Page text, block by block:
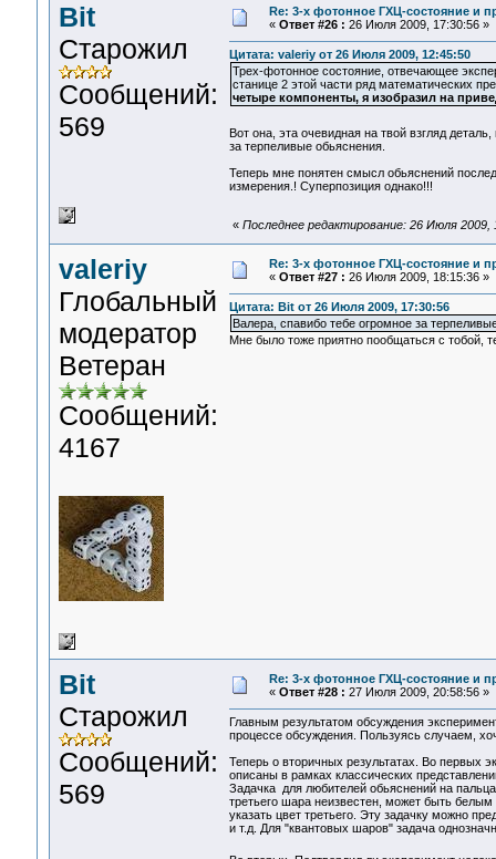
Bit
Старожил
Сообщений:
569
Re: 3-x фотонное ГХЦ-состояние и
« Ответ #26 : 26 Июля 2009, 17:30:56 »
Цитата: valeriy от 26 Июля 2009, 12:45:50
Трех-фотонное состояние, отвечающее
станице 2 этой части ряд математических
четыре компоненты, я изобразил на
Вот она, эта очевидная на твой взгляд
за терпеливые обьяснения.
Теперь мне понятен смысл обьяснений
измерения.! Суперпозиция однако!!!
« Последнее редактирование: 26 Июля 2009,
valeriy
Глобальный
модератор
Ветеран
Сообщений:
4167
Re: 3-x фотонное ГХЦ-состояние и
« Ответ #27 : 26 Июля 2009, 18:15:36 »
Цитата: Bit от 26 Июля 2009, 17:30:56
Валера, спавибо тебе огромное за
Мне было тоже приятно пообщаться с тобой,
Bit
Старожил
Сообщений:
569
Re: 3-x фотонное ГХЦ-состояние и
« Ответ #28 : 27 Июля 2009, 20:58:56 »
Главным результатом обсуждения
процессе обсуждения. Пользуясь случаем,
Теперь о вторичных результатах. Во первых
описаны в рамках классических
Задачка для любителей обьяснений на
третьего шара неизвестен, может быть
указать цвет третьего. Эту задачку можно
и т.д. Для "квантовых шаров" задача